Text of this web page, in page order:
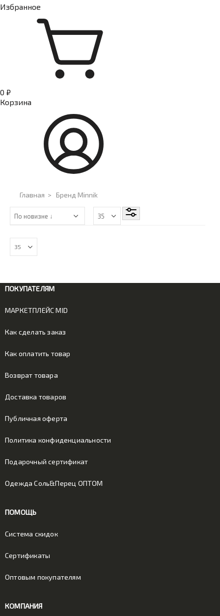
Избранное
0 ₽
Корзина
Главная > Бренд Minnik
ПОКУПАТЕЛЯМ
МАРКЕТПЛЕЙС MID
Как сделать заказ
Как оплатить товар
Возврат товара
Доставка товаров
Публичная оферта
Политика конфиденциальности
Подарочный сертификат
Одежда Соль&Перец ОПТОМ
ПОМОЩЬ
Система скидок
Сертификаты
Оптовым покупателям
КОМПАНИЯ